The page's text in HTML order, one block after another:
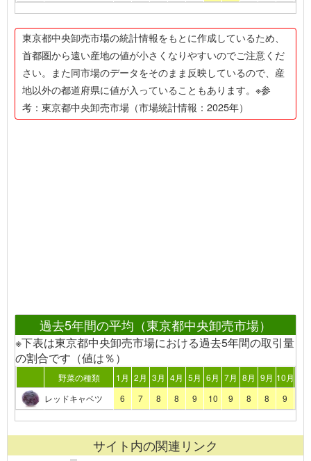
東京都中央卸売市場の統計情報をもとに作成しているため、
首都圏から遠い産地の値が小さくなりやすいのでご注意くだ
さい。また同市場のデータをそのまま反映しているので、産
地以外の都道府県に値が入っていることもあります。※参
考：東京都中央卸売市場（市場統計情報：2025年）
過去5年間の平均（東京都中央卸売市場）
※下表は東京都中央卸売市場における過去5年間の取引量
の割合です（値は％）
野菜の種類 1月 2月 3月 4月 5月 6月 7月 8月 9月 10月
レッドキャベツ
6 7 8 8 9 10 9 8 8 9
サイト内の関連リンク